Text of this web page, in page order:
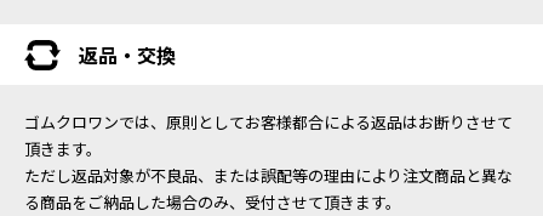
返品・交換
ゴムクロワンでは、原則としてお客様都合による返品はお断りさせて
頂きます。
ただし返品対象が不良品、または誤配等の理由により注文商品と異な
る商品をご納品した場合のみ、受付させて頂きます。